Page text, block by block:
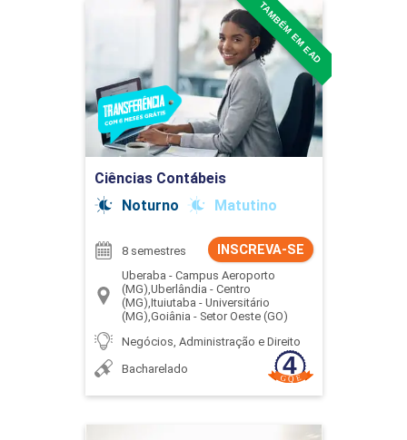
Ciências Contábeis
Noturno
Matutino
TAMBÉM EM EAD
INSCREVA-SE
8 semestres
Uberaba - Campus Aeroporto
(MG),Uberlândia - Centro
(MG),Ituiutaba - Universitário
(MG),Goiânia - Setor Oeste (GO)
Negócios, Administração e Direito
Bacharelado
Ciências Contábeis
Detalhes do curso
Ir para Inscrição